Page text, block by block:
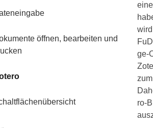
öffnen, bearbeiten und
ge-
ro-